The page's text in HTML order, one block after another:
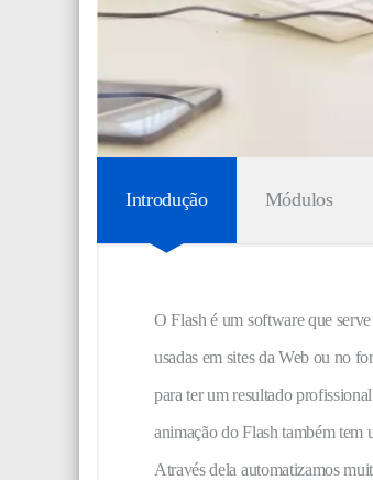
Introdução Módulos
O Flash é um software que
usadas em sites da Web ou no
para ter um resultado
animação do Flash também tem
Através dela automatizamos